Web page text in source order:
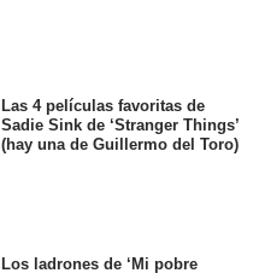
Las 4 películas favoritas de
Sadie Sink de ‘Stranger Things’
(hay una de Guillermo del Toro)
Los ladrones de ‘Mi pobre